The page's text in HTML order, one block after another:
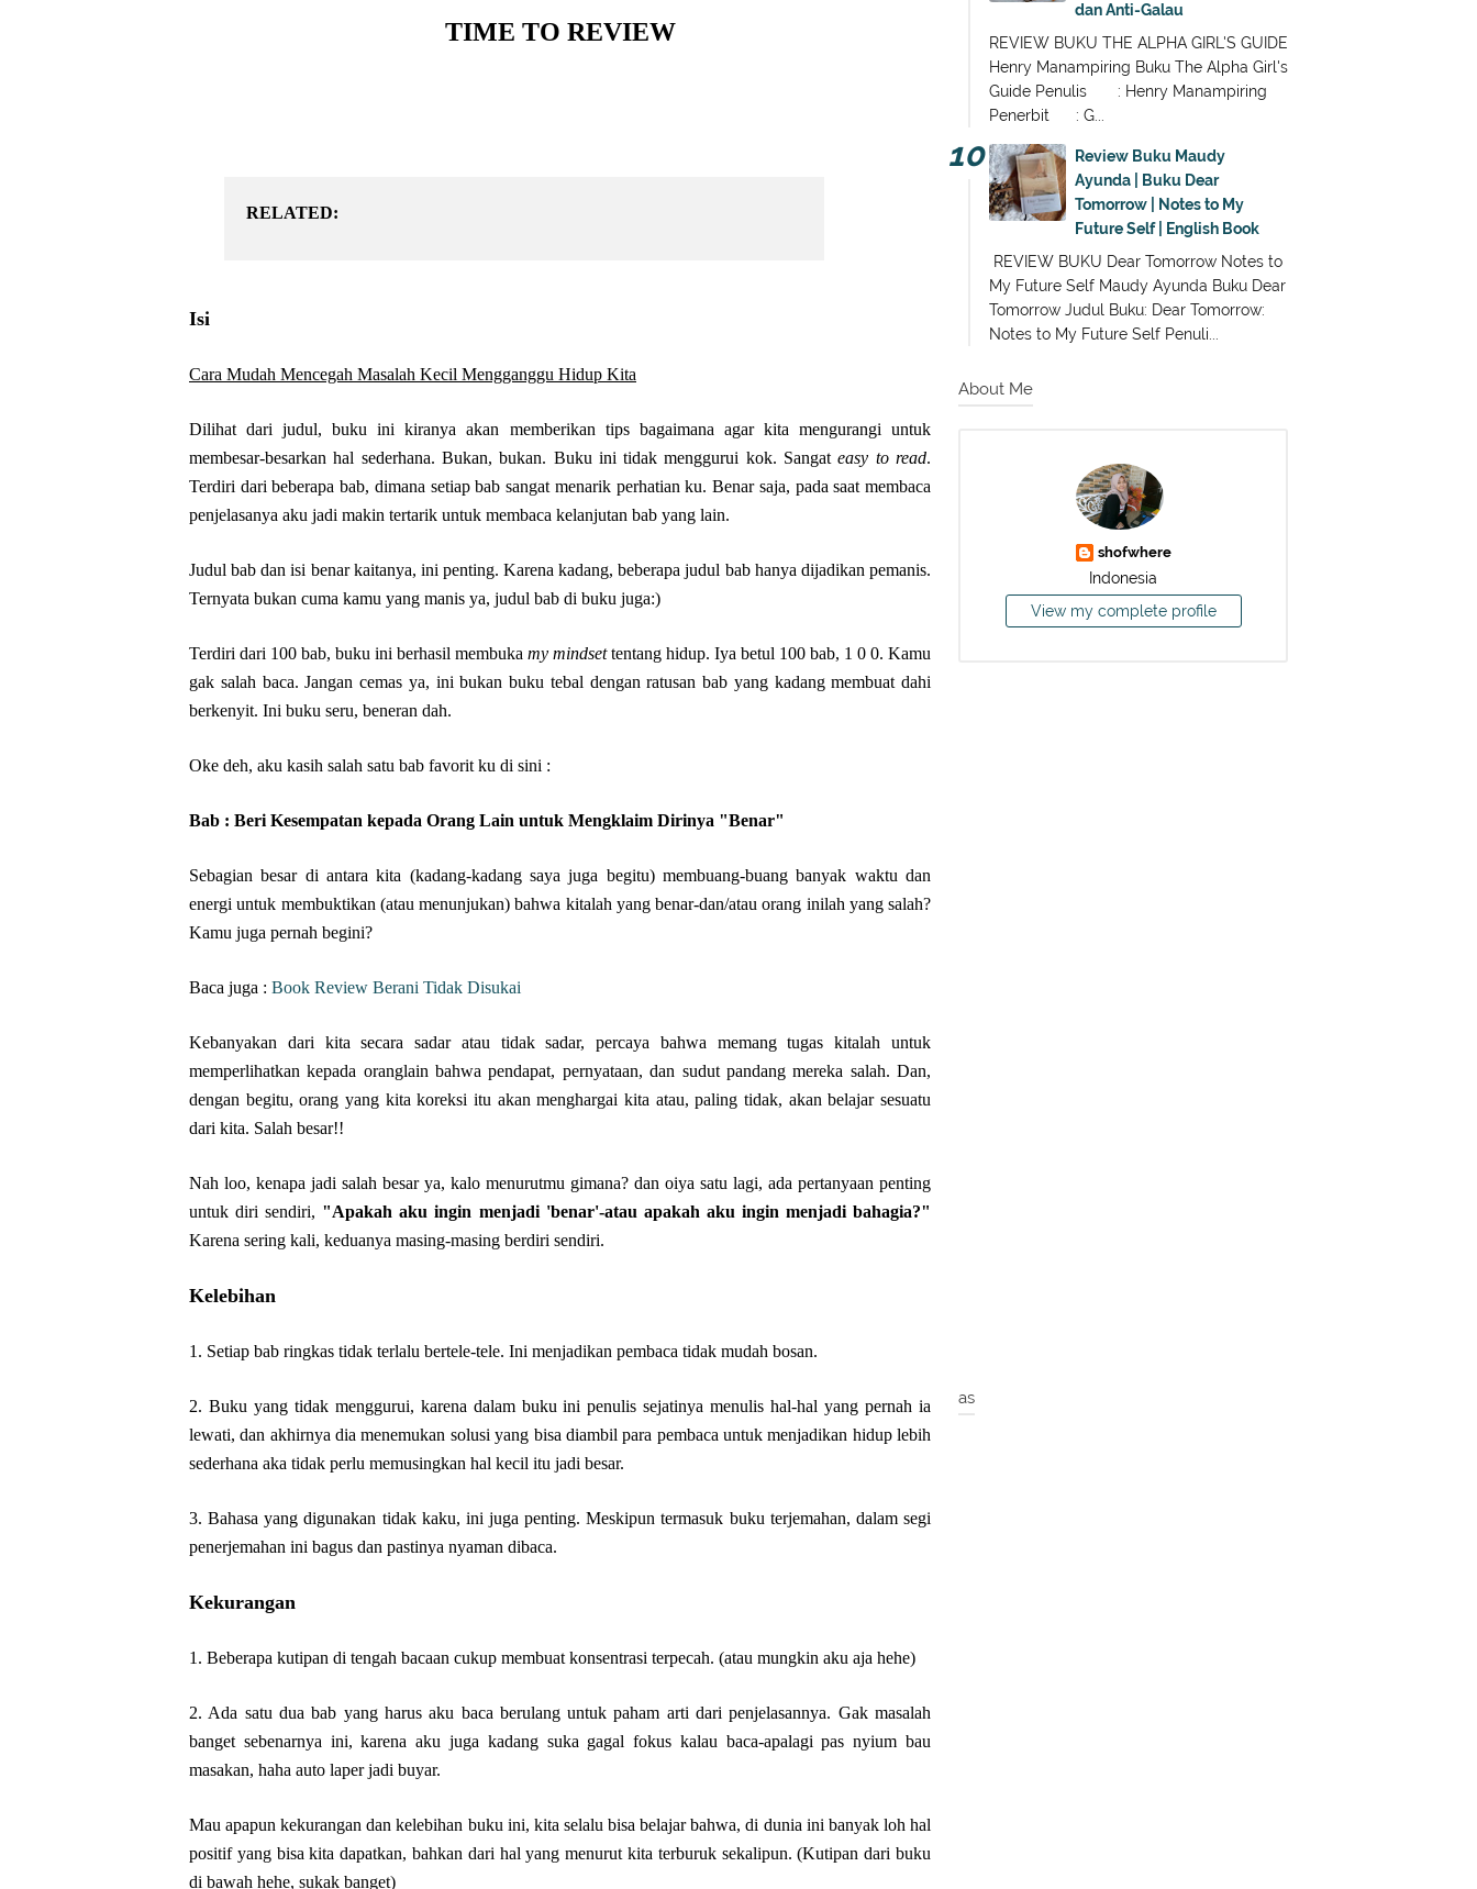
TIME TO REVIEW
RELATED:
Isi
Cara Mudah Mencegah Masalah Kecil Mengganggu Hidup Kita
Dilihat dari judul, buku ini kiranya akan memberikan tips bagaimana agar kita mengurangi untuk
membesar-besarkan hal sederhana. Bukan, bukan. Buku ini tidak menggurui kok. Sangateasy to read.
Terdiri dari beberapa bab, dimana setiap bab sangat menarik perhatian ku. Benar saja, pada saat membaca
penjelasanya aku jadi makin tertarik untuk membaca kelanjutan bab yang lain.
Judul bab dan isi benar kaitanya, ini penting. Karena kadang, beberapa judul bab hanya dijadikan pemanis.
Ternyata bukan cuma kamu yang manis ya, judul bab di buku juga:)
Terdiri dari 100 bab, buku ini berhasil membuka my mindsettentang hidup. Iya betul 100 bab, 1 0 0. Kamu
gak salah baca. Jangan cemas ya, ini bukan buku tebal dengan ratusan bab yang kadang membuat dahi
berkenyit. Ini buku seru, beneran dah.
Oke deh, aku kasih salah satu bab favorit ku di sini :
Bab : Beri Kesempatan kepada Orang Lain untuk Mengklaim Dirinya "Benar"
Sebagian besar di antara kita (kadang-kadang saya juga begitu) membuang-buang banyak waktu dan
energi untuk membuktikan (atau menunjukan) bahwa kitalah yang benar-dan/atau orang inilah yang salah?
Kamu juga pernah begini?
Baca juga : Book Review Berani Tidak Disukai
Kebanyakan dari kita secara sadar atau tidak sadar, percaya bahwa memang tugas kitalah untuk
memperlihatkan kepada oranglain bahwa pendapat, pernyataan, dan sudut pandang mereka salah. Dan,
dengan begitu, orang yang kita koreksi itu akan menghargai kita atau, paling tidak, akan belajar sesuatu
dari kita. Salah besar!!
Nah loo, kenapa jadi salah besar ya, kalo menurutmu gimana? dan oiya satu lagi, ada pertanyaan penting
untuk diri sendiri, "Apakah aku ingin menjadi 'benar'-atau apakah aku ingin menjadi bahagia?"
Karena sering kali, keduanya masing-masing berdiri sendiri.
Kelebihan
1. Setiap bab ringkas tidak terlalu bertele-tele. Ini menjadikan pembaca tidak mudah bosan.
2. Buku yang tidak menggurui, karena dalam buku ini penulis sejatinya menulis hal-hal yang pernah ia
lewati, dan akhirnya dia menemukan solusi yang bisa diambil para pembaca untuk menjadikan hidup lebih
sederhana aka tidak perlu memusingkan hal kecil itu jadi besar.
3. Bahasa yang digunakan tidak kaku, ini juga penting. Meskipun termasuk buku terjemahan, dalam segi
penerjemahan ini bagus dan pastinya nyaman dibaca.
Kekurangan
1. Beberapa kutipan di tengah bacaan cukup membuat konsentrasi terpecah. (atau mungkin aku aja hehe)
2. Ada satu dua bab yang harus aku baca berulang untuk paham arti dari penjelasannya. Gak masalah
banget sebenarnya ini, karena aku juga kadang suka gagal fokus kalau baca-apalagi pas nyium bau
masakan, haha auto laper jadi buyar.
Mau apapun kekurangan dan kelebihan buku ini, kita selalu bisa belajar bahwa, di dunia ini banyak loh hal
positif yang bisa kita dapatkan, bahkan dari hal yang menurut kita terburuk sekalipun. (Kutipan dari buku
di bawah hehe, sukak banget)
dan Anti-Galau
REVIEW BUKU THE ALPHA GIRL'S GUIDE
Henry Manampiring Buku The Alpha Girl's
Guide Penulis : Henry Manampiring
Penerbit : G...
Review Buku Maudy
Ayunda | Buku Dear
Tomorrow | Notes to My
Future Self | English Book
REVIEW BUKU Dear Tomorrow Notes to
My Future Self Maudy Ayunda Buku Dear
Tomorrow Judul Buku: Dear Tomorrow:
Notes to My Future Self Penuli...
About Me
shofwhere
Indonesia
View my complete profile
as